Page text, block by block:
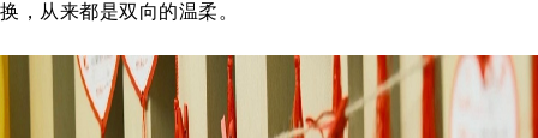
换，从来都是双向的温柔。